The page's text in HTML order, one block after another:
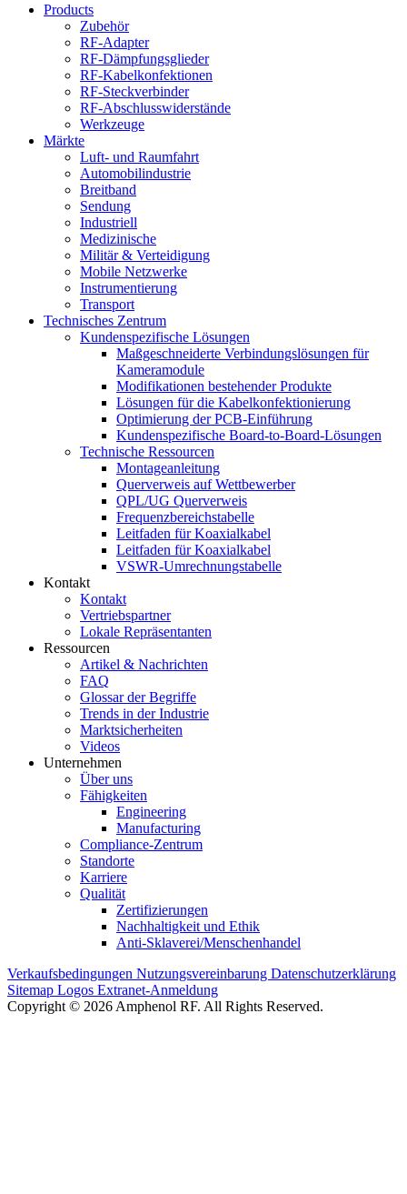
Products
Zubehör
RF-Adapter
RF-Dämpfungsglieder
RF-Kabelkonfektionen
RF-Steckverbinder
RF-Abschlusswiderstände
Werkzeuge
Märkte
Luft- und Raumfahrt
Automobilindustrie
Breitband
Sendung
Industriell
Medizinische
Militär & Verteidigung
Mobile Netzwerke
Instrumentierung
Transport
Technisches Zentrum
Kundenspezifische Lösungen
Maßgeschneiderte Verbindungslösungen für
Kameramodule
Modifikationen bestehender Produkte
Lösungen für die Kabelkonfektionierung
Optimierung der PCB-Einführung
Kundenspezifische Board-to-Board-Lösungen
Technische Ressourcen
Montageanleitung
Querverweis auf Wettbewerber
QPL/UG Querverweis
Frequenzbereichstabelle
Leitfaden für Koaxialkabel
Leitfaden für Koaxialkabel
VSWR-Umrechnungstabelle
Kontakt
Kontakt
Vertriebspartner
Lokale Repräsentanten
Ressourcen
Artikel & Nachrichten
FAQ
Glossar der Begriffe
Trends in der Industrie
Marktsicherheiten
Videos
Unternehmen
Über uns
Fähigkeiten
Engineering
Manufacturing
Compliance-Zentrum
Standorte
Karriere
Qualität
Zertifizierungen
Nachhaltigkeit und Ethik
Anti-Sklaverei/Menschenhandel
Verkaufsbedingungen Nutzungsvereinbarung Datenschutzerklärung
Sitemap Logos Extranet-Anmeldung
Copyright © 2026 Amphenol RF. All Rights Reserved.